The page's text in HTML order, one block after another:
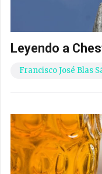
Leyendo a
Francisco José Blas